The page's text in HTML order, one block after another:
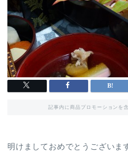
記事内に商品プロモーションを
明けましておめでとうございま